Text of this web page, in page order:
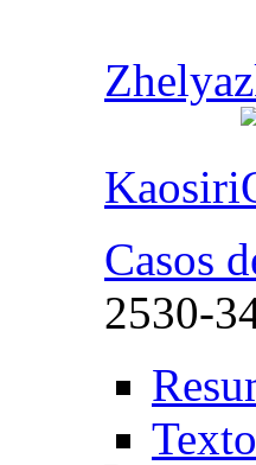
Kaosiri
Casos
2530-